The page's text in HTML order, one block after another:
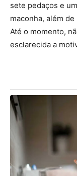
sete pedaços e
maconha, além
Até o momento,
esclarecida a